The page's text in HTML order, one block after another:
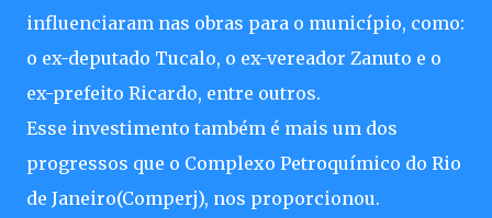
influenciaram nas obras para o município, como:
o ex-deputado Tucalo, o ex-vereador Zanuto e o
ex-prefeito Ricardo, entre outros.
Esse investimento também é mais um dos
progressos que o Complexo Petroquímico do Rio
de Janeiro(Comperj), nos proporcionou.